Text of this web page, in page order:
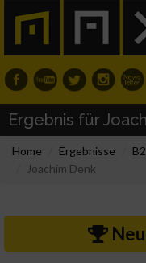
Ergebnis für
Home Ergebnisse
Joachim Denk